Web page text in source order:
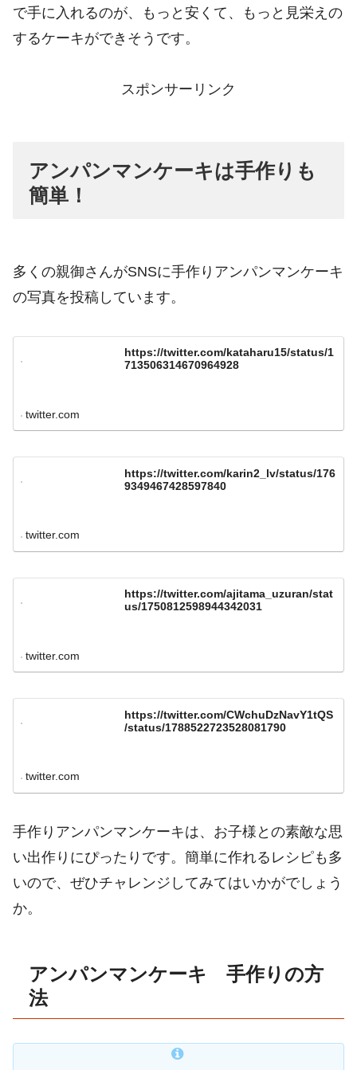
で手に入れるのが、もっと安くて、もっと見栄えの
するケーキができそうです。
スポンサーリンク
アンパンマンケーキは手作りも
簡単！
多くの親御さんがSNSに手作りアンパンマンケーキ
の写真を投稿しています。
https://twitter.com/kataharu15/status/1
713506314670964928
twitter.com
https://twitter.com/karin2_lv/status/176
9349467428597840
twitter.com
https://twitter.com/ajitama_uzuran/stat
us/1750812598944342031
twitter.com
https://twitter.com/CWchuDzNavY1tQS
/status/1788522723528081790
twitter.com
手作りアンパンマンケーキは、お子様との素敵な思
い出作りにぴったりです。簡単に作れるレシピも多
いので、ぜひチャレンジしてみてはいかがでしょう
か。
アンパンマンケーキ 手作りの方
法